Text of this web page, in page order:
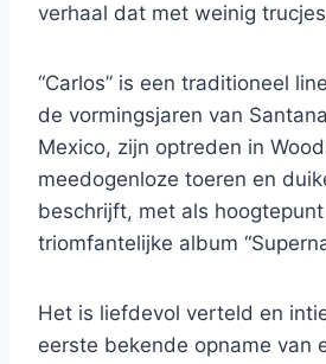
verhaal dat met weinig
“Carlos” is een traditioneel
de vormingsjaren van
Mexico, zijn optreden in
meedogenloze toeren en
beschrijft, met als
triomfantelijke album
Het is liefdevol verteld en
eerste bekende opname van